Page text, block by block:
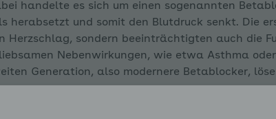
handelte es sich um einen sogenannten
herabsetzt und somit den Blutdruck senkt. Die
Herzschlag, sondern beeinträchtigten auch die
Nebenwirkungen, wie etwa Asthma
Generation, also modernere Betablocker,
Ernährung ausklappen